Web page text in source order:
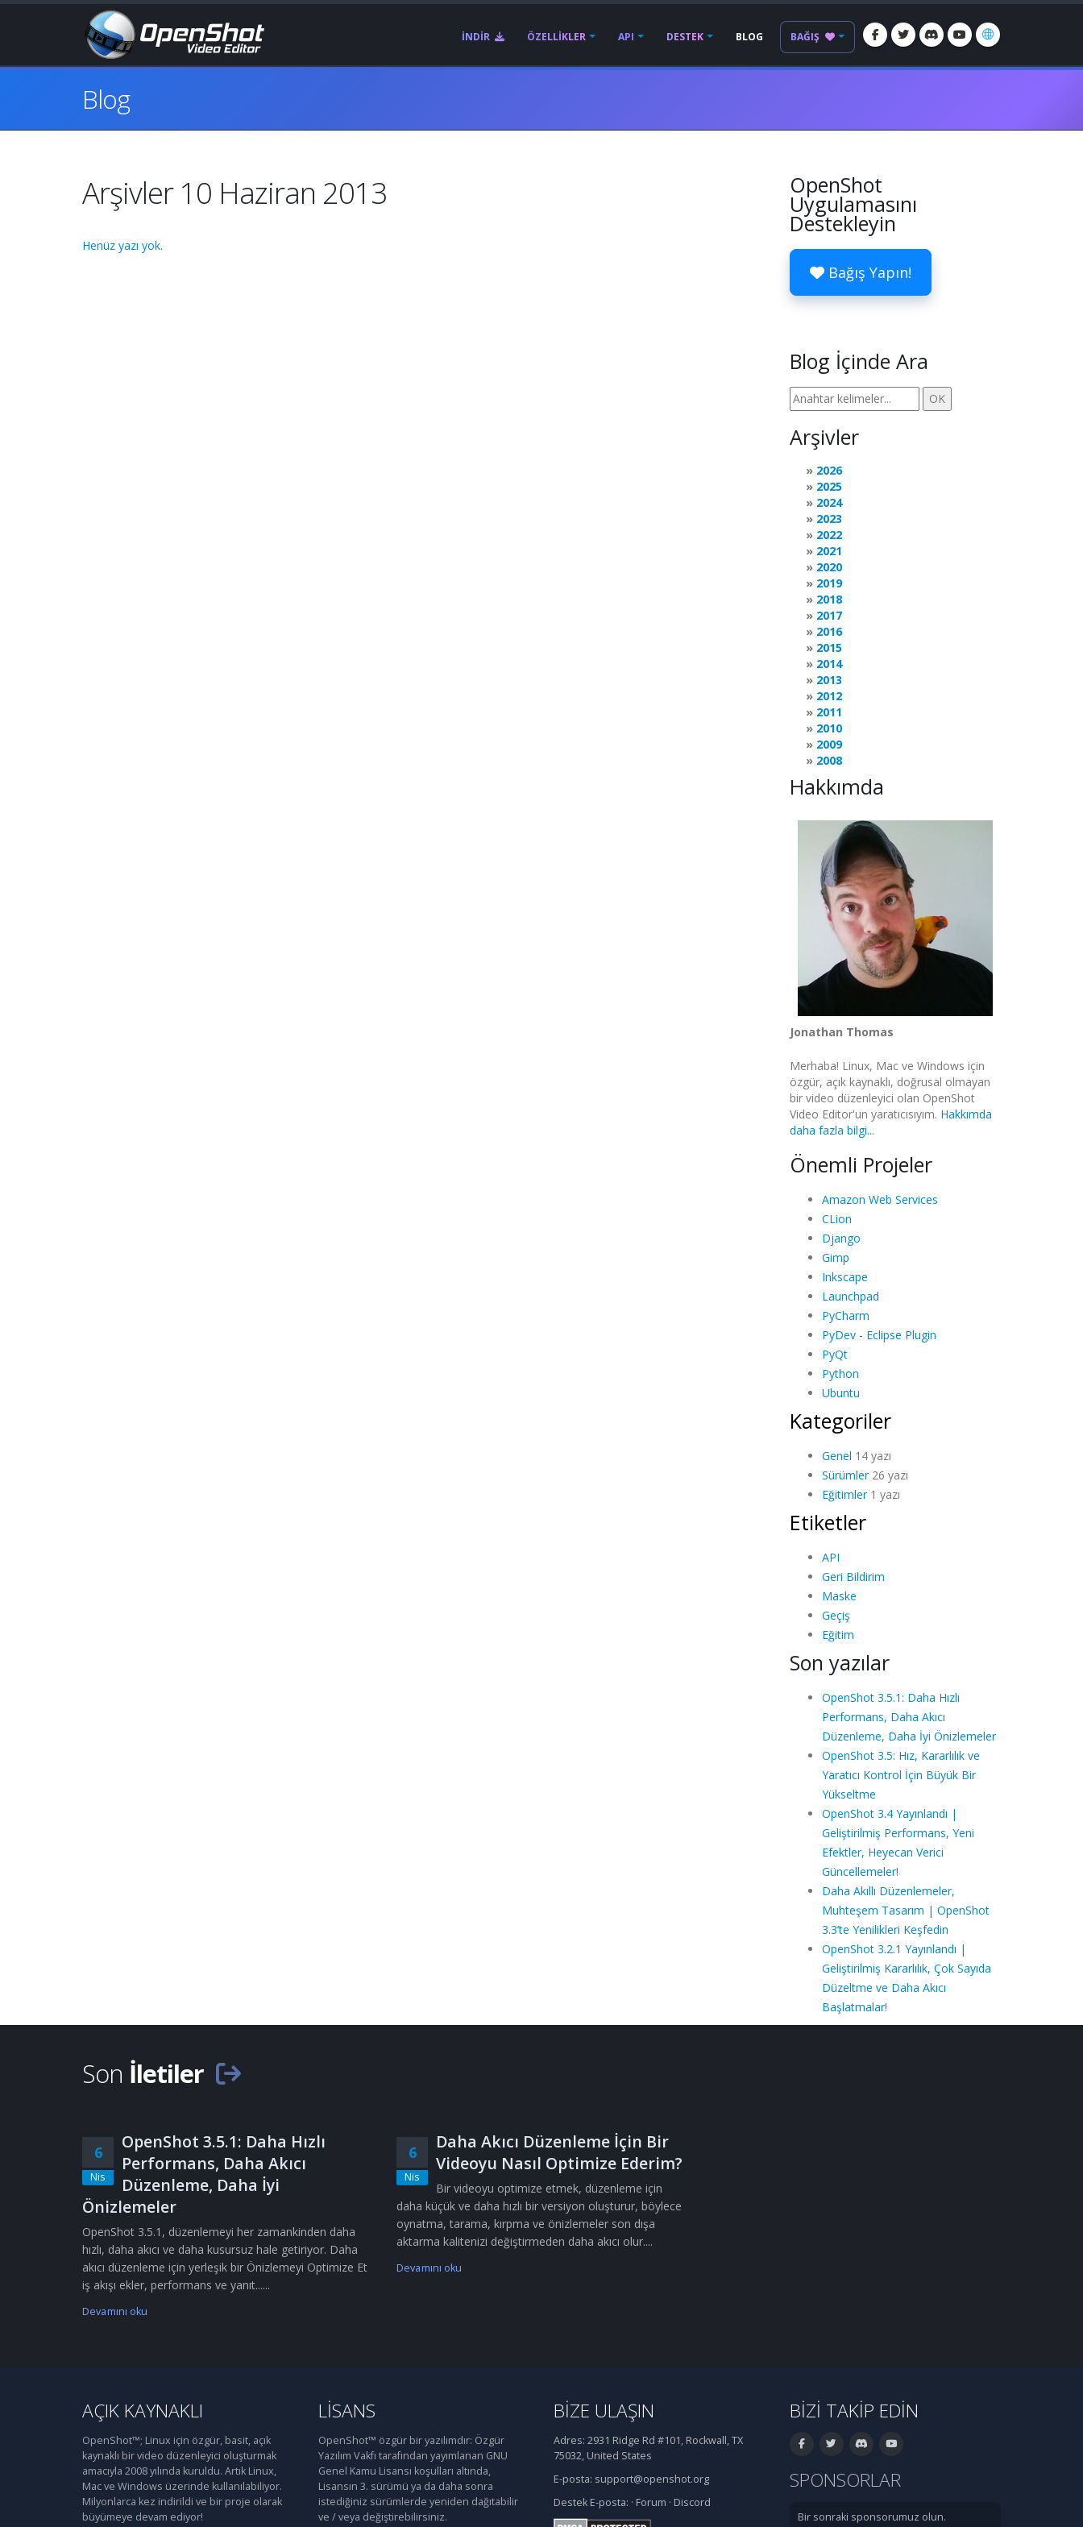
İNDIR ÖZELLIKLER API DESTEK BLOG BAĞIŞ
Blog
Arşivler 10 Haziran 2013
Henüz yazı yok.
OpenShot
Uygulamasını
Destekleyin
Bağış Yapın!
Blog İçinde Ara
Arşivler
2026
2025
2024
2023
2022
2021
2020
2019
2018
2017
2016
2015
2014
2013
2012
2011
2010
2009
2008
Hakkımda
Jonathan Thomas
Merhaba! Linux, Mac ve Windows için
özgür, açık kaynaklı, doğrusal olmayan
bir video düzenleyici olan OpenShot
Video Editor'un yaratıcısıyım. Hakkımda
daha fazla bilgi...
Önemli Projeler
Amazon Web Services
CLion
Django
Gimp
Inkscape
Launchpad
PyCharm
PyDev - Eclipse Plugin
PyQt
Python
Ubuntu
Kategoriler
Genel 14 yazı
Sürümler26 yazı
Eğitimler1 yazı
Etiketler
API
Geri Bildirim
Maske
Geçiş
Eğitim
Son yazılar
OpenShot 3.5.1: Daha Hızlı
Performans, Daha Akıcı
Düzenleme, Daha İyi Önizlemeler
OpenShot 3.5: Hız, Kararlılık ve
Yaratıcı Kontrol İçin Büyük Bir
Yükseltme
OpenShot 3.4 Yayınlandı |
Geliştirilmiş Performans, Yeni
Efektler, Heyecan Verici
Güncellemeler!
Daha Akıllı Düzenlemeler,
Muhteşem Tasarım | OpenShot
3.3’te Yenilikleri Keşfedin
OpenShot 3.2.1 Yayınlandı |
Geliştirilmiş Kararlılık, Çok Sayıda
Düzeltme ve Daha Akıcı
Başlatmalar!
Son İletiler
6
Nis
OpenShot 3.5.1: Daha Hızlı
Performans, Daha Akıcı
Düzenleme, Daha İyi
Önizlemeler
OpenShot 3.5.1, düzenlemeyi her zamankinden daha
hızlı, daha akıcı ve daha kusursuz hale getiriyor. Daha
akıcı düzenleme için yerleşik bir Önizlemeyi Optimize Et
iş akışı ekler, performans ve yanıt......
Devamını oku
6
Nis
Daha Akıcı Düzenleme İçin Bir
Videoyu Nasıl Optimize Ederim?
Bir videoyu optimize etmek, düzenleme için
daha küçük ve daha hızlı bir versiyon oluşturur, böylece
oynatma, tarama, kırpma ve önizlemeler son dışa
aktarma kalitenizi değiştirmeden daha akıcı olur....
Devamını oku
AÇIK KAYNAKLI
OpenShot™; Linux için özgür, basit, açık
kaynaklı bir video düzenleyici oluşturmak
amacıyla 2008 yılında kuruldu. Artık Linux,
Mac ve Windows üzerinde kullanılabiliyor.
Milyonlarca kez indirildi ve bir proje olarak
büyümeye devam ediyor!
LISANS
OpenShot™ özgür bir yazılımdır: Özgür
Yazılım Vakfı tarafından yayımlanan GNU
Genel Kamu Lisansı koşulları altında,
Lisansın 3. sürümü ya da daha sonra
istediğiniz sürümlerde yeniden dağıtabilir
ve / veya değiştirebilirsiniz.
BIZE ULAŞIN
Adres: 2931 Ridge Rd #101, Rockwall, TX
75032, United States
E-posta: support@openshot.org
Destek E-posta: · Forum · Discord
BIZI TAKIP EDIN
SPONSORLAR
Bir sonraki sponsorumuz olun.